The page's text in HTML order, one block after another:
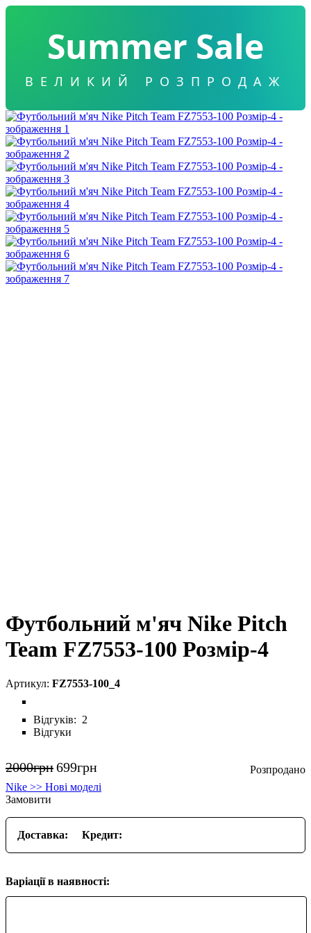
Summer Sale
ВЕЛИКИЙ РОЗПРОДАЖ
Футбольний м'яч Nike Pitch
Team FZ7553-100 Розмір-4
FZ7553-100_4
Відгуків: 2
Відгуки
2000грн699грн
Nike >> Нові моделі
Замовити
Доставка: Кредит:
Варіації в наявності: